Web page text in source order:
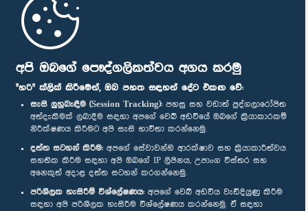
අපි ඔබගේ පෞද්ගලිකත්වය අගය කරමු
"හරි" ක්ලික් කිරීමෙන්, ඔබ පහත සඳහන් දේට එකඟ වේ:
සැසි ලුහුබැඳීම (Session Tracking): පහසු සහ වඩාත් පුද්ගලාරෝපිත
අත්දැකීමක් ලබාදීම සඳහා අපගේ වෙබ් අඩවියේ ඔබගේ ක්‍රියාකාරකම්
නිරීක්ෂණය කිරීමට අපි සැසි භාවිතා කරන්නෙමු.
දත්ත සටහන් කිරීම: අපගේ සේවාවන්හි ආරක්ෂාව සහ ක්‍රියාකාරීත්වය
සහතික කිරීම සඳහා අපි ඔබගේ IP ලිපිනය, උපාංග විස්තර සහ
අනෙකුත් අදාළ දත්ත සටහන් කරගන්නෙමු.
පරිශීලක හැසිරීම් විශ්ලේෂණය: අපගේ වෙබ් අඩවිය වැඩිදියුණු කිරීම
සඳහා අපි පරිශීලක හැසිරීම විශ්ලේෂණය කරන්නෙමු. ඒ සඳහා
මුල් පිටුව
පාර්ලිමේන්තු ජංගම යෙදුම
අප හා සම්බන්ධ වී සිටින්න :
සම්මාන